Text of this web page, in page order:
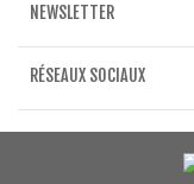
NEWSLETTER
RÉSEAUX SOCIAUX